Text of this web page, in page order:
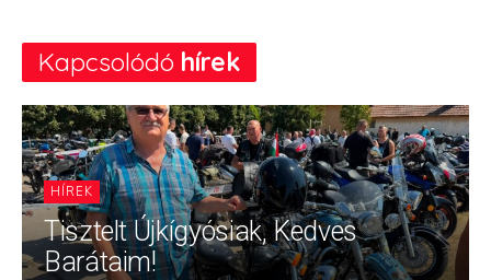
Kapcsolódó hírek
HÍREK
Tisztelt Újkígyósiak, Kedves
Barátaim!